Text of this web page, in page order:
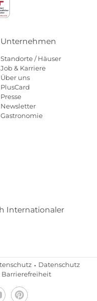
Unternehmen
Standorte / Häuser
Job & Karriere
Über uns
PlusCard
Presse
Newsletter
Gastronomie
Internationaler
Datenschutz
Barrierefreiheit